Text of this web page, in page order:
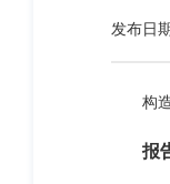
发布日
构造地
报